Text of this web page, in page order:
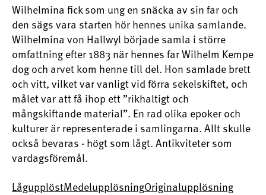
Wilhelmina fick som ung en snäcka av sin far och
den sägs vara starten hör hennes unika samlande.
Wilhelmina von Hallwyl började samla i större
omfattning efter 1883 när hennes far Wilhelm Kempe
dog och arvet kom henne till del. Hon samlade brett
och vitt, vilket var vanligt vid förra sekelskiftet, och
målet var att få ihop ett ”rikhaltigt och
mångskiftande material”. En rad olika epoker och
kulturer är representerade i samlingarna. Allt skulle
också bevaras - högt som lågt. Antikviteter som
vardagsföremål.
LågupplöstMedelupplösningOriginalupplösning